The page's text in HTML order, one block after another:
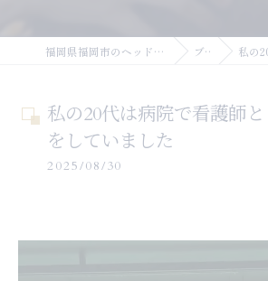
福岡県福岡市のヘッドスパならGRANDBLUE ブログ 私の20代は
私の20代は病院で看護師
をしていました
2025/08/30